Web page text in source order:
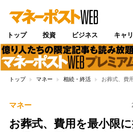
トップ 投資 ビジネス キャ
トップ マネー 相続・終活 お葬式、費
マネー
お葬式、費用を最小限